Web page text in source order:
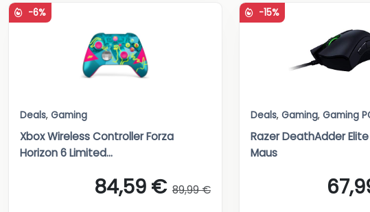
-6%
Deals, Gaming
Xbox Wireless Controller Forza
Horizon 6 Limited...
84,59 € 89,99 €
-15%
Deals, Gaming, Gaming
Razer DeathAdder
Maus